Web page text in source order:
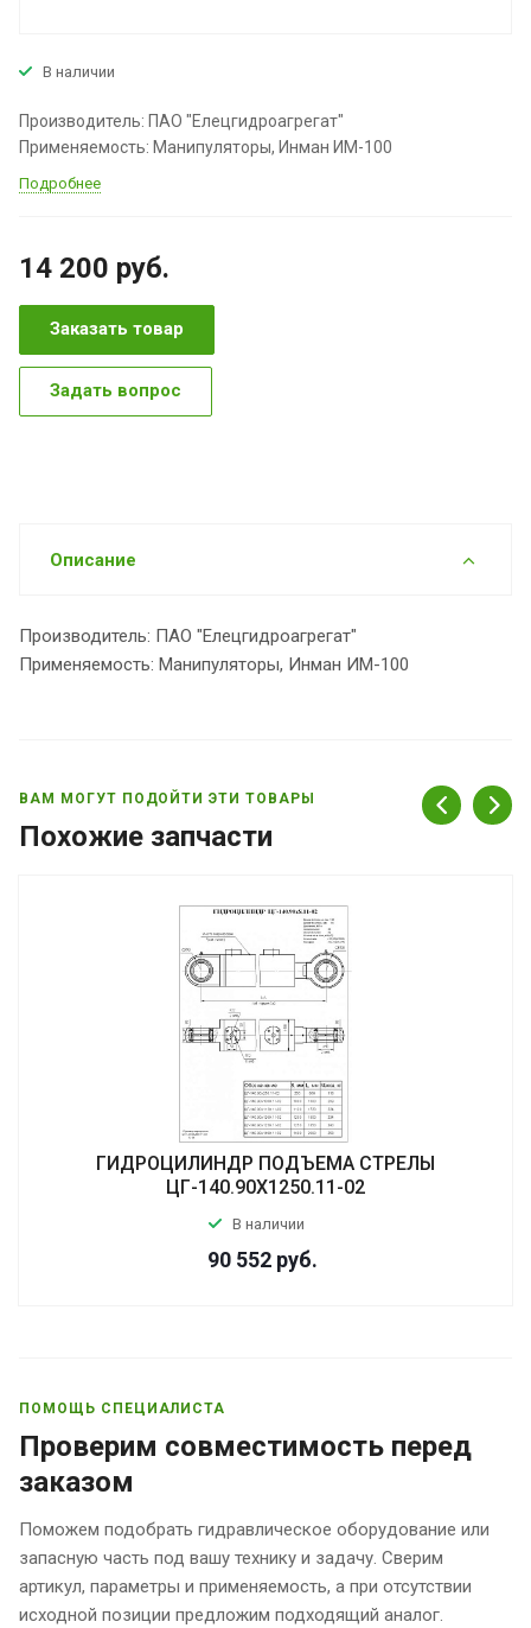
В наличии
Производитель: ПАО "Елецгидроагрегат"
Применяемость: Манипуляторы, Инман ИМ-100
Подробнее
14 200 руб.
Заказать товар
Задать вопрос
Описание
Производитель: ПАО "Елецгидроагрегат"
Применяемость: Манипуляторы, Инман ИМ-100
ВАМ МОГУТ ПОДОЙТИ ЭТИ ТОВАРЫ
Похожие запчасти
ГИДРОЦИЛИНДР ПОДЪЕМА СТРЕЛЫ
ЦГ-140.90Х1250.11-02
В наличии
90 552 руб.
ПОМОЩЬ СПЕЦИАЛИСТА
Проверим совместимость перед
заказом
Поможем подобрать гидравлическое оборудование или
запасную часть под вашу технику и задачу. Сверим
артикул, параметры и применяемость, а при отсутствии
исходной позиции предложим подходящий аналог.